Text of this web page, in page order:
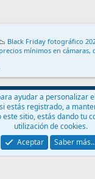
y reglas Política de
® © 2010-2024
📉 Black Friday fotográfico
precios mínimos en cámaras,
ayudar a personalizar
estás registrado, a
sitio, estás dando tu
utilización de cookies.
Aceptar
Saber